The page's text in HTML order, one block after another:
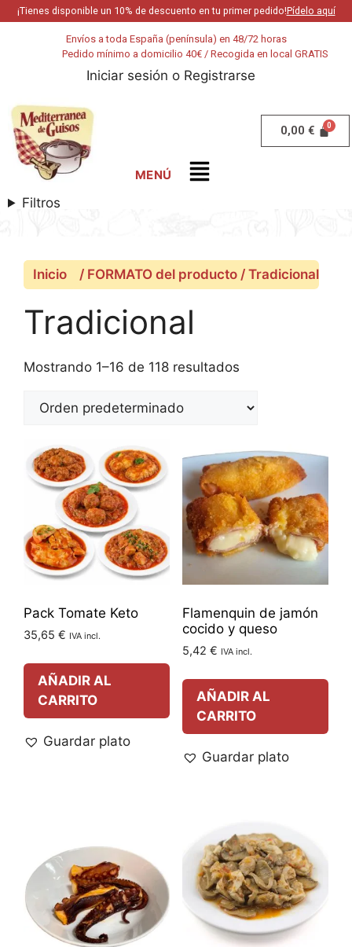
¡Tienes disponible un 10% de descuento en tu primer pedido!Pídelo aquí
Envíos a toda España (península) en 48/72 horas
Pedido mínimo a domicilio 40€ / Recogida en local GRATIS
Iniciar sesión o Registrarse
0,00 €
Filtros
Inicio / FORMATO del producto / Tradicional
Tradicional
Mostrando 1–16 de 118 resultados
Pack Tomate Keto
35,65 € IVA incl.
AÑADIR AL
CARRITO
Guardar plato
Flamenquin de jamón
cocido y queso
5,42 € IVA incl.
AÑADIR AL
CARRITO
Guardar plato